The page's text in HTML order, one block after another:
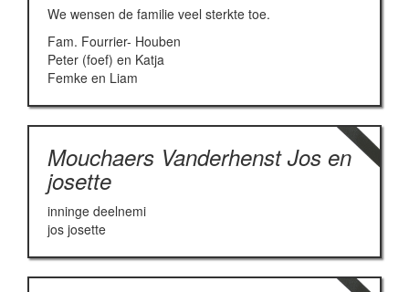
We wensen de familie veel sterkte toe.
Fam. Fourrier- Houben
Peter (foef) en Katja
Femke en Liam
Mouchaers Vanderhenst Jos en
josette
inninge deelnemi
jos josette